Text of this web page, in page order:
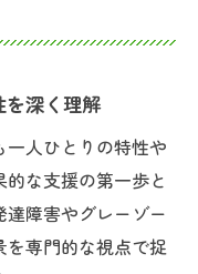
深く理解
人ひとりの特性や
な支援の第一歩と
障害やグレーゾー
を専門的な視点で捉